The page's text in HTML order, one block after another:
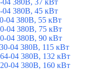
380В, 45 кВт
04 380В, 55 кВт
04 380В, 75 кВт
04 380В, 90 кВт
04 380В, 115 кВт
04 380В, 132 кВт
04 380В, 160 кВт